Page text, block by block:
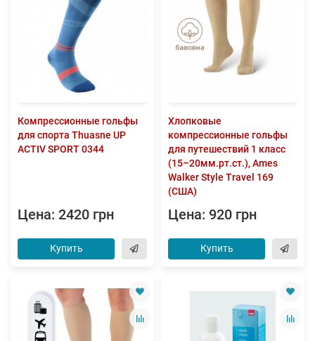
Компрессионные гольфы
для спорта Thuasne UP
ACTIV SPORT 0344
Цена: 2420 грн
Купить
Хлопковые
компрессионные гольфы
для путешествий 1 класс
(15–20мм.рт.ст.), Ames
Walker Style Travel 169
(США)
Цена: 920 грн
Купить